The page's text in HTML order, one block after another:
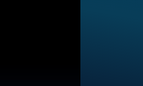
Spaziale Europea